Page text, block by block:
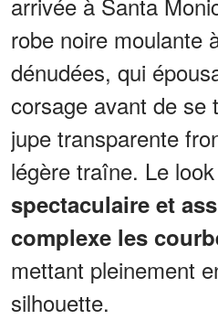
robe noire moulante
dénudées, qui
corsage avant de se
jupe transparente
légère traîne. Le
spectaculaire et
complexe les
mettant pleinement
silhouette.